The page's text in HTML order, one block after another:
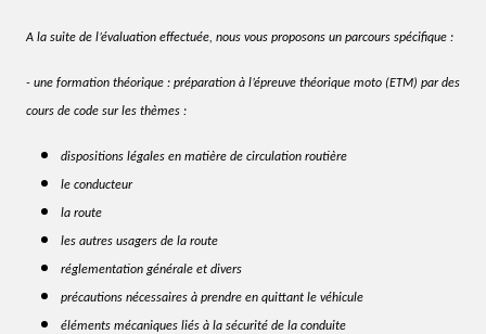
A la suite de l’évaluation effectuée, nous vous proposons un parcours spécifique :
- une formation théorique : préparation à l’épreuve théorique moto (ETM) par des
cours de code sur les thèmes :
dispositions légales en matière de circulation routière
le conducteur
la route
les autres usagers de la route
réglementation générale et divers
précautions nécessaires à prendre en quittant le véhicule
éléments mécaniques liés à la sécurité de la conduite